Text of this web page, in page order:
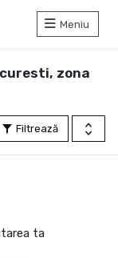
Meniu
zona
Filtrează
ta